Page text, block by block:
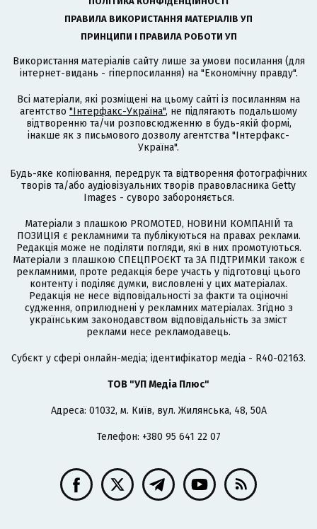
ПРАВИЛА ВИКОРИСТАННЯ МАТЕРІАЛІВ УП
ПРИНЦИПИ І ПРАВИЛА РОБОТИ УП
Використання матеріалів сайту лише за умови посилання (для
інтернет-видань - гіперпосилання) на "Економічну правду".
Всі матеріали, які розміщені на цьому сайті із посиланням на
агентство "Інтерфакс-Україна", не підлягають подальшому
відтворенню та/чи розповсюдженню в будь-якій формі,
інакше як з письмового дозволу агентства "Інтерфакс-
Україна".
Будь-яке копіювання, передрук та відтворення фотографічних
творів та/або аудіовізуальних творів правовласника Getty
Images - суворо забороняється.
Матеріали з плашкою PROMOTED, НОВИНИ КОМПАНІЙ та
ПОЗИЦІЯ є рекламними та публікуються на правах реклами.
Редакція може не поділяти погляди, які в них промотуються.
Матеріали з плашкою СПЕЦПРОЄКТ та ЗА ПІДТРИМКИ також є
рекламними, проте редакція бере участь у підготовці цього
контенту і поділяє думки, висловлені у цих матеріалах.
Редакція не несе відповідальності за факти та оціночні
судження, оприлюднені у рекламних матеріалах. Згідно з
українським законодавством відповідальність за зміст
реклами несе рекламодавець.
Cубєкт у сфері онлайн-медіа; ідентифікатор медіа - R40-02163.
ТОВ "УП Медіа Плюс"
Адреса: 01032, м. Київ, вул. Жилянська, 48, 50А
Телефон: +380 95 641 22 07